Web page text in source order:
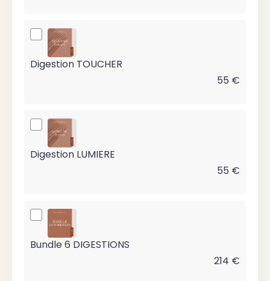
Digestion TOUCHER
55 €
Digestion LUMIERE
55 €
Bundle 6 DIGESTIONS
214 €